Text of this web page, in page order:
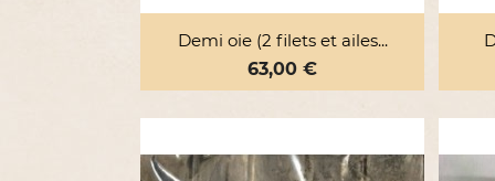
Demi oie (2 filets et ailes...
Prix
63,00 €
Aperçu rapide